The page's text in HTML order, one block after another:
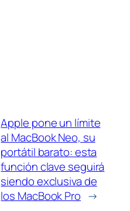
Apple pone un límite
al MacBook Neo, su
portátil barato: esta
función clave seguirá
siendo exclusiva de
los MacBook Pro →